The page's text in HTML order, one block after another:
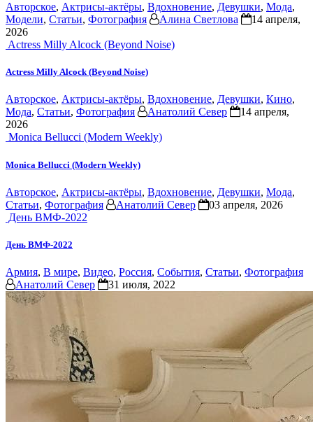
Авторское, Актрисы-актёры, Вдохновение, Девушки, Мода,
Модели, Статьи, Фотография Алина Светлова
14 апреля,
2026
Actress Milly Alcock (Beyond Noise)
Actress Milly Alcock (Beyond Noise)
Авторское, Актрисы-актёры, Вдохновение, Девушки, Кино,
Мода, Статьи, Фотография Анатолий Север
14 апреля,
2026
Monica Bellucci (Modern Weekly)
Monica Bellucci (Modern Weekly)
Авторское, Актрисы-актёры, Вдохновение, Девушки, Мода,
Статьи, Фотография Анатолий Север
03 апреля, 2026
День ВМФ-2022
День ВМФ-2022
Армия, В мире, Видео, Россия, События, Статьи, Фотография
Анатолий Север
31 июля, 2022